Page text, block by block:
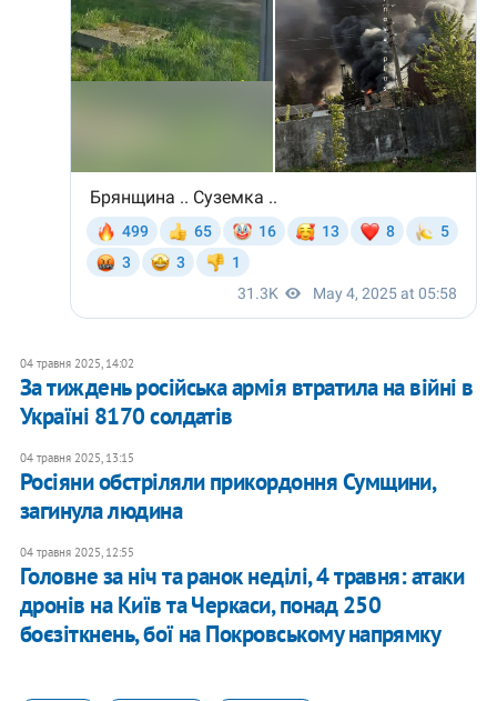
04 травня 2025, 14:02
За тиждень російська армія втратила на війні в
Україні 8170 солдатів
04 травня 2025, 13:15
Росіяни обстріляли прикордоння Сумщини,
загинула людина
04 травня 2025, 12:55
Головне за ніч та ранок неділі, 4 травня: атаки
дронів на Київ та Черкаси, понад 250
боєзіткнень, бої на Покровському напрямку